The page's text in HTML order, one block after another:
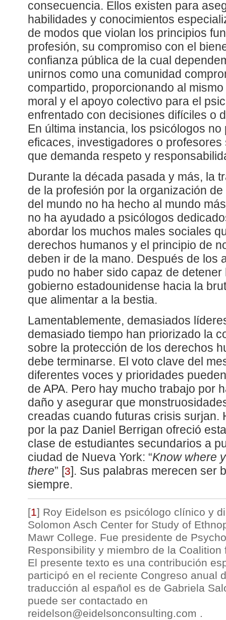
consecuencia. Ellos existen para
habilidades y conocimientos
de modos que violan los principios
profesión, su compromiso con el
confianza pública de la cual
unirnos como una comunidad
compartido, proporcionando al
moral y el apoyo colectivo para el
enfrentado con decisiones difíciles o
En última instancia, los psicólogos
eficaces, investigadores o
que demanda respeto y
Durante la década pasada y más, la
de la profesión por la organización
del mundo no ha hecho al mundo
no ha ayudado a psicólogos
abordar los muchos males sociales
derechos humanos y el principio de
deben ir de la mano. Después de los
pudo no haber sido capaz de detener
gobierno estadounidense hacia la
que alimentar a la bestia.
Lamentablemente, demasiados
demasiado tiempo han priorizado la
sobre la protección de los derechos
debe terminarse. El voto clave del
diferentes voces y prioridades
de APA. Pero hay mucho trabajo por
daño y asegurar que
creadas cuando futuras crisis surjan.
por la paz Daniel Berrigan ofreció
clase de estudiantes secundarios a
ciudad de Nueva York: “Know where
there” [3] . Sus palabras merecen ser
siempre.
[1] Roy Eidelson es psicólogo clínico y
Solomon Asch Center for Study of
Mawr College. Fue presidente de
Responsibility y miembro de la
El presente texto es una contribución
participó en el reciente Congreso anual
traducción al español es de Gabriela
puede ser contactado en
reidelson@eidelsonconsulting.com .